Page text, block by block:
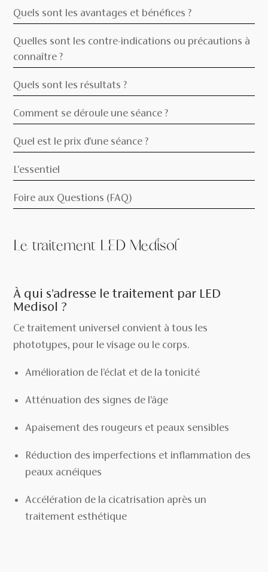
Quels sont les avantages et bénéfices ?
Quelles sont les contre-indications ou précautions à
connaître ?
Quels sont les résultats ?
Comment se déroule une séance ?
Quel est le prix d'une séance ?
L'essentiel
Foire aux Questions (FAQ)
Le traitement LED Medisol
À qui s’adresse le traitement par LED
Medisol ?
Ce traitement universel convient à tous les
phototypes, pour le visage ou le corps.
Amélioration de l’éclat et de la tonicité
Atténuation des signes de l’âge
Apaisement des rougeurs et peaux sensibles
Réduction des imperfections et inflammation des
peaux acnéiques
Accélération de la cicatrisation après un
traitement esthétique